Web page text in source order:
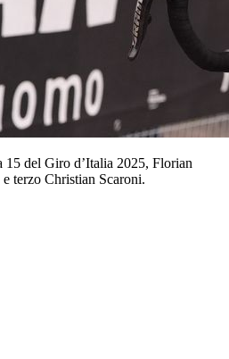
15 del Giro d’Italia 2025, Florian
terzo Christian Scaroni.